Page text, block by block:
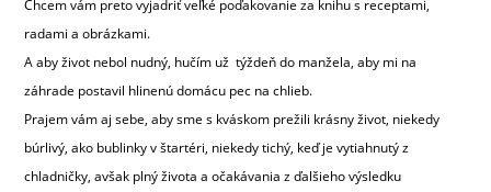
Chcem vám preto vyjadriť veľké poďakovanie za knihu s receptami,
radami a obrázkami.
A aby život nebol nudný, hučím už týždeň do manžela, aby mi na
záhrade postavil hlinenú domácu pec na chlieb.
Prajem vám aj sebe, aby sme s kváskom prežili krásny život, niekedy
búrlivý, ako bublinky v štartéri, niekedy tichý, keď je vytiahnutý z
chladničky, avšak plný života a očakávania z ďalšieho výsledku